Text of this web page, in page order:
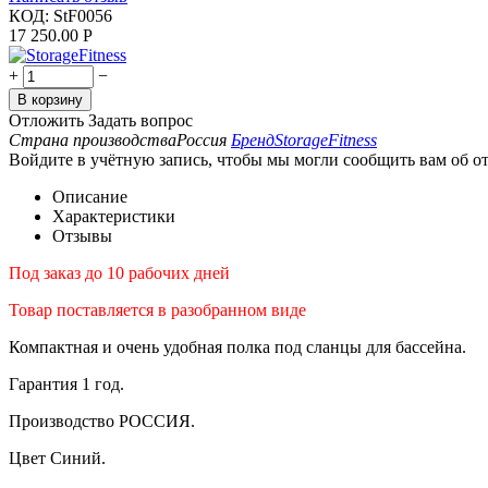
КОД: StF0056
17 250.00 Р
+ −
В корзину
Отложить Задать вопрос
Страна производстваРоссия БрендStorageFitness
Войдите в учётную запись, чтобы мы могли сообщить вам об
Описание
Характеристики
Отзывы
Под заказ до 10 рабочих дней
Товар поставляется в разобранном виде
Компактная и очень удобная полка под сланцы для бассейна.
Гарантия 1 год.
Производство РОССИЯ.
Цвет Синий.